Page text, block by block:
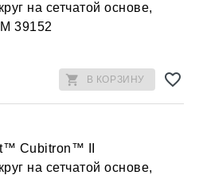
на сетчатой основе,
39152
В КОРЗИНУ
Cubitron™ II
на сетчатой основе,